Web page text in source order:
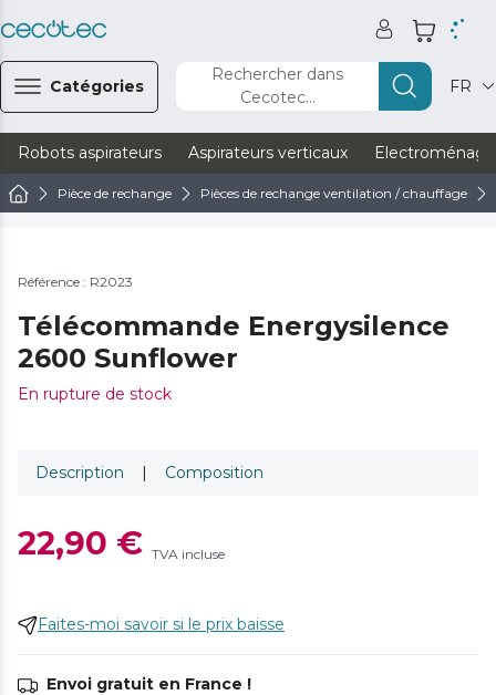
Catégories
Rechercher dans
Cecotec...
FR
Robots aspirateurs Aspirateurs verticaux
Pièce de rechange Pièces de rechange ventilation / chauffage
Référence : R2023
Télécommande Energysilence
2600 Sunflower
En rupture de stock
Description | Composition
22,90 € TVA incluse
Faites-moi savoir si le prix baisse
Envoi gratuit en France !